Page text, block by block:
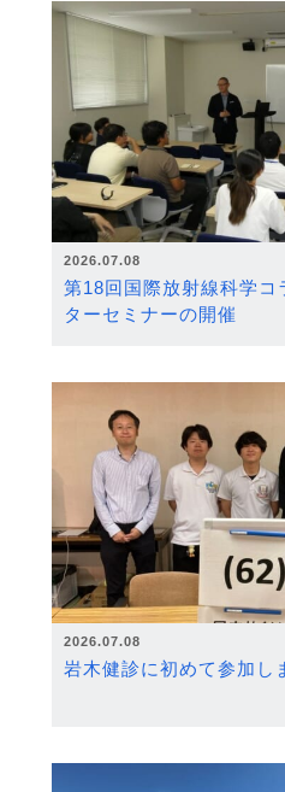
2026.07.08
第18回国際放射線科学コ
ターセミナーの開催
2026.07.08
岩木健診に初めて参加し